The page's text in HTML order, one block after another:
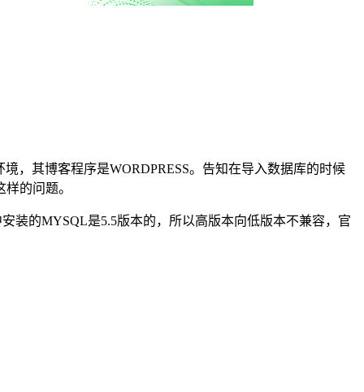
，其博客程序是WORDPRESS。告知在导入数据库的时候
的问题。
装的MYSQL是5.5版本的，所以高版本向低版本不兼容，官